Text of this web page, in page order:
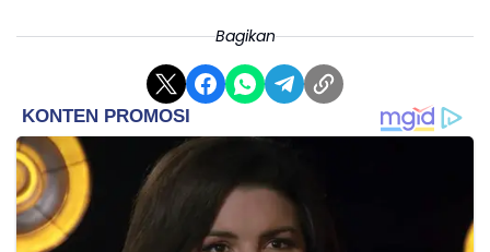
Bagikan